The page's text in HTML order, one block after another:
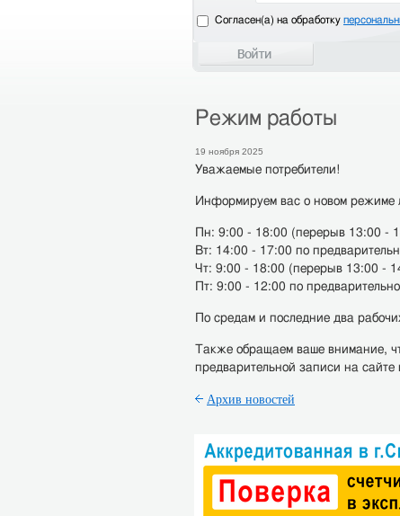
Cогласен(а) на обработку
Режим работы
19 ноября 2025
Уважаемые потребители!
Информируем вас о новом режиме
Пн: 9:00 - 18:00 (перерыв 13:00 -
Вт: 14:00 - 17:00 по
Чт: 9:00 - 18:00 (перерыв 13:00 -
Пт: 9:00 - 12:00 по
По средам и последние два
Также обращаем ваше внимание,
предварительной записи на
Архив новостей